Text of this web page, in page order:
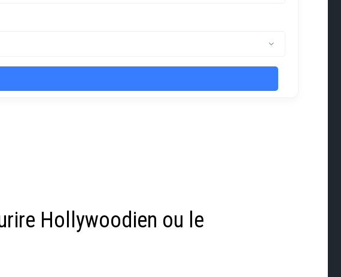
Hollywoodien ou le